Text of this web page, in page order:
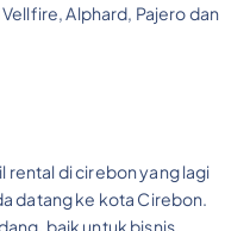
Alphard, Pajero dan
rental di cirebon yang lagi
datang ke kota Cirebon.
baik untuk bisnis.